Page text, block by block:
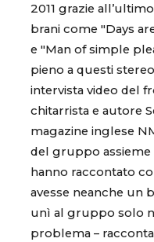
2011 grazie
brani come "Days
e "Man of simple
pieno a questi
intervista video del
chitarrista e autore
magazine inglese
del gruppo assieme
hanno raccontato
avesse neanche un
unì al gruppo solo
problema –